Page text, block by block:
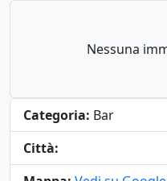
Nessuna
Categoria: Bar
Città: